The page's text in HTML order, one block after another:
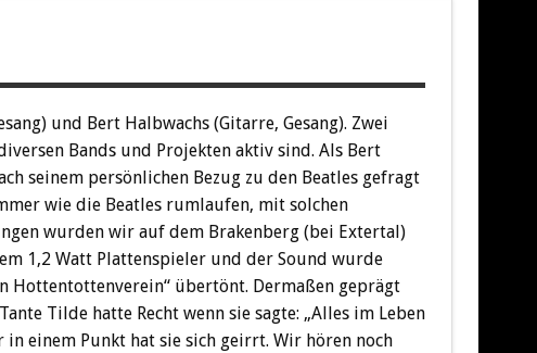
und Bert Halbwachs (Gitarre, Gesang). Zwei
Bands und Projekten aktiv sind. Als Bert
seinem persönlichen Bezug zu den Beatles gefragt
wie die Beatles rumlaufen, mit solchen
wurden wir auf dem Brakenberg (bei Extertal)
1,2 Watt Plattenspieler und der Sound wurde
Hottentottenverein“ übertönt. Dermaßen geprägt
Tilde hatte Recht wenn sie sagte: „Alles im Leben
einem Punkt hat sie sich geirrt. Wir hören noch